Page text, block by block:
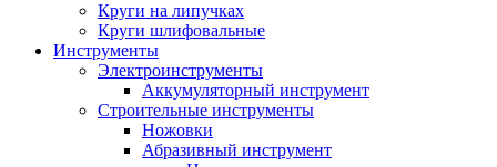
Круги на липучках
Круги шлифовальные
Инструменты
Электроинструменты
Аккумуляторный инструмент
Строительные инструменты
Ножовки
Абразивный инструмент